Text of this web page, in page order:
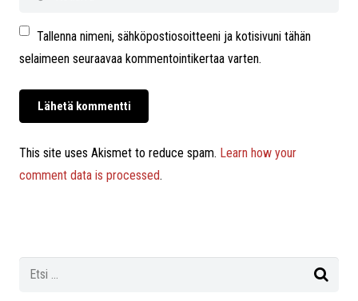
Tallenna nimeni, sähköpostiosoitteeni ja kotisivuni tähän
selaimeen seuraavaa kommentointikertaa varten.
This site uses Akismet to reduce spam. Learn how your
comment data is processed.